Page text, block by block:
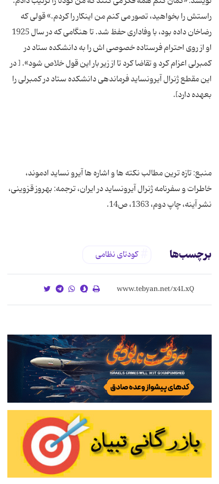
راستش را بخواهید، تصور می کنم من اینکار را کردم.» قولی که
رضاخان داده بود، با وفاداری حفظ شد. تا هنگامی که در سال 1925
او از روی احترام فرستاده خصوصی اش را به دانشکده ستاد در
کمبرلی اعزام کرد و تقاضا کرد تا از زیر بار این قول خلاص شود». [ در
این مقطع ژنرال آیرونساید فرماندهی دانشکده ستاد در کمبرلی را
منبع: تازه ترین مطالب نکته ها و اشاره ها آیرو نساید ادموند،
خاطرات و سفرنامه ژنرال آیرونساید در ایران، ترجمه: بهروز قزوینی،
نشر آینه، چاپ دوم، 1363، ص14.
برچسب‌ها کودتای نظامی